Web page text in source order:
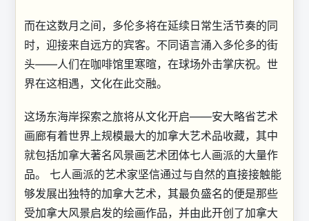
而在这数月之间，多伦多将在延续日常生活节奏的同
时，迎接来自远方的宾客。不同语言涌入多伦多的街
头——人们在咖啡馆里寒暄，在球场外击掌庆祝。世
界在这相遇，文化在此交融。
这场东海岸探索之旅将从文化开启——安大略省艺术
画廊有着世界上规模最大的加拿大艺术品收藏，其中
就包括加拿大著名风景画艺术团体七人画派的大量作
品。 七人画派的艺术家坚信通过与自然的直接接触能
够发展出独特的加拿大艺术，其最负盛名的便是那些
受加拿大风景启发的绘画作品，并由此开创了加拿大